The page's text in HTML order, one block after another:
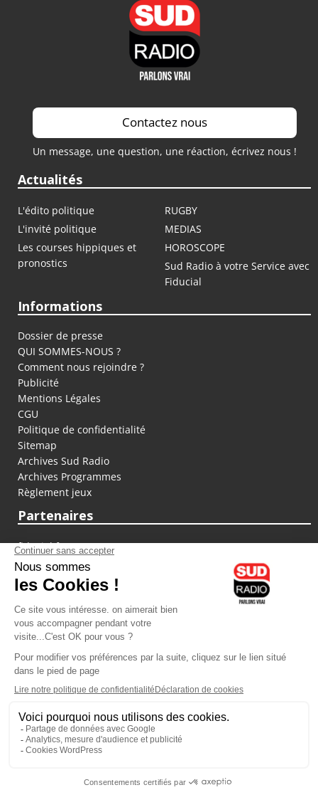
Contactez nous
Un message, une question, une réaction, écrivez nous !
Actualités
L'édito politique
RUGBY
L'invité politique
MEDIAS
Les courses hippiques et
pronostics
HOROSCOPE
Sud Radio à votre Service avec
Fiducial
Informations
Dossier de presse
QUI SOMMES-NOUS ?
Comment nous rejoindre ?
Publicité
Mentions Légales
CGU
Politique de confidentialité
Sitemap
Archives Sud Radio
Archives Programmes
Règlement jeux
Partenaires
fiducial.fr
lyoncapitale.fr
olympique-et-lyonnais.com
L'application Iphone / Android
Téléchargez l'application
Les cookies
Gestion des cookies
Crédit photos : ©Sud Radio / Pierre Olivier